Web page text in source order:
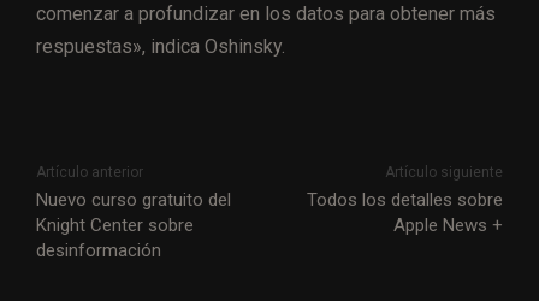
comenzar a profundizar en los datos para obtener más
respuestas», indica Oshinsky.
Artículo anterior
Nuevo curso gratuito del
Knight Center sobre
desinformación
Artículo siguiente
Todos los detalles sobre
Apple News +